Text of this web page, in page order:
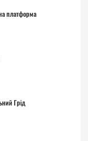
платформа
Грід